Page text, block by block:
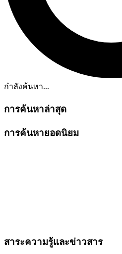
กำลังค้นหา...
การค้นหาล่าสุด
การค้นหายอดนิยม
สาระความรู้และข่าวสาร